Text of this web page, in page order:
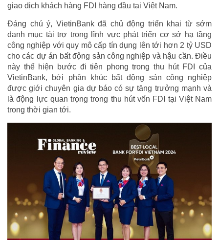
giao dịch khách hàng FDI hàng đầu tại Việt Nam.
Đáng chú ý, VietinBank đã chủ động triển khai từ sớm
danh mục tài trợ trong lĩnh vực phát triển cơ sở hạ tầng
công nghiệp với quy mô cấp tín dụng lên tới hơn 2 tỷ USD
cho các dự án bất động sản công nghiệp và hậu cần. Điều
này thể hiện bước đi tiên phong trong thu hút FDI của
VietinBank, bởi phân khúc bất động sản công nghiệp
được giới chuyên gia dự báo có sự tăng trưởng mạnh và
là động lực quan trọng trong thu hút vốn FDI tại Việt Nam
trong thời gian tới.